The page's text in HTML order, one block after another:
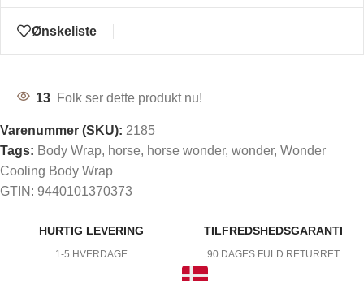
Ønskeliste
13 Folk ser dette produkt nu!
Varenummer (SKU): 2185
Tags: Body Wrap, horse, horse wonder, wonder, Wonder
Cooling Body Wrap
GTIN: 9440101370373
HURTIG LEVERING
1-5 HVERDAGE
TILFREDSHEDSGARANTI
90 DAGES FULD RETURRET